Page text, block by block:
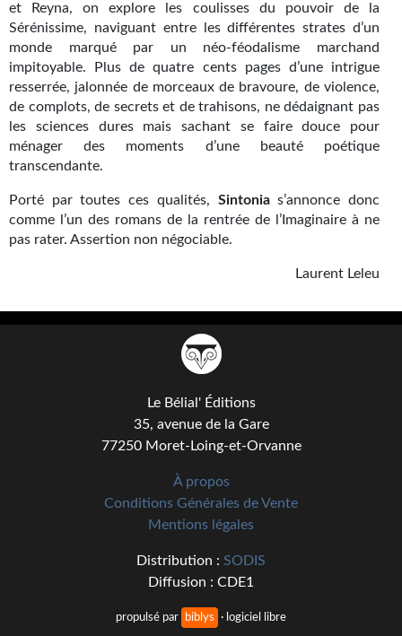
Récompenses
Newsletter
Le Bélial' sur Youtube
LE BLOG BIFROST
Tous les articles
La Bibliothèque orbitale
Journal d'un homme des bois
CONTACT
Soumettre un manuscrit
et Reyna, on explore les coulisses du pouvoir de la
Sérénissime, naviguant entre les différentes strates d’un
monde marqué par un néo-féodalisme marchand
impitoyable. Plus de quatre cents pages d’une intrigue
resserrée, jalonnée de morceaux de bravoure, de violence,
de complots, de secrets et de trahisons, ne dédaignant pas
les sciences dures mais sachant se faire douce pour
ménager des moments d’une beauté poétique
transcendante.
Porté par toutes ces qualités, Sintonias’annonce donc
comme l’un des romans de la rentrée de l’Imaginaire à ne
pas rater. Assertion non négociable.
Laurent Leleu
Le Bélial' Éditions
35, avenue de la Gare
77250 Moret-Loing-et-Orvanne
À propos
Conditions Générales de Vente
Mentions légales
Distribution : SODIS
Diffusion : CDE1
propulsé par biblys · logiciel libre